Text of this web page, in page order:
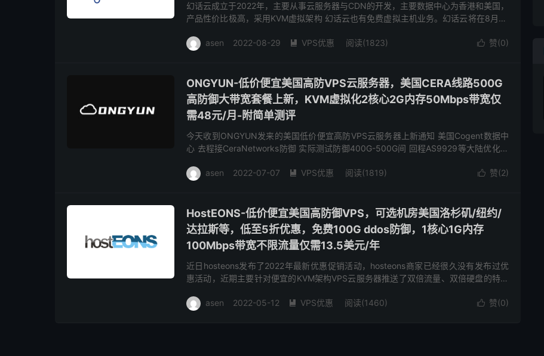
幻话云成立于2022年，主要从事云服务器与CDN的开发，主要数据中心为香港和美国，
产品性价比极高，采用KVM虚拟架构 幻话云也有免费虚拟主机业务。幻话云将在8月26
 赞(0)
asen 2022-08-29  VPS优惠 阅读(1823)
ONGYUN-低价便宜美国高防VPS云服务器，美国CERA线路500G
高防御大带宽套餐上新，KVM虚拟化2核心2G内存50Mbps带宽仅
需48元/月-附简单测评
今天收到ONGYUN发来的美国低价便宜高防VPS云服务器上新通知 美国Cogent数据中
心 去程接CeraNetworks防御 实际测试防御400G-500G间 回程AS9929等大陆优化线
 赞(2)
asen 2022-07-07  VPS优惠 阅读(1819)
HostEONS-低价便宜美国高防御VPS，可选机房美国洛杉矶/纽约/
达拉斯等，低至5折优惠，免费100G ddos防御，1核心1G内存
100Mbps带宽不限流量仅需13.5美元/年
近日hosteons发布了2022年最新优惠促销活动，hosteons商家已经很久没有发布过优
惠活动，近期主要针对便宜的KVM架构VPS云服务器推送了双倍流量、双倍硬盘的特惠
 赞(0)
asen 2022-05-12  VPS优惠 阅读(1460)